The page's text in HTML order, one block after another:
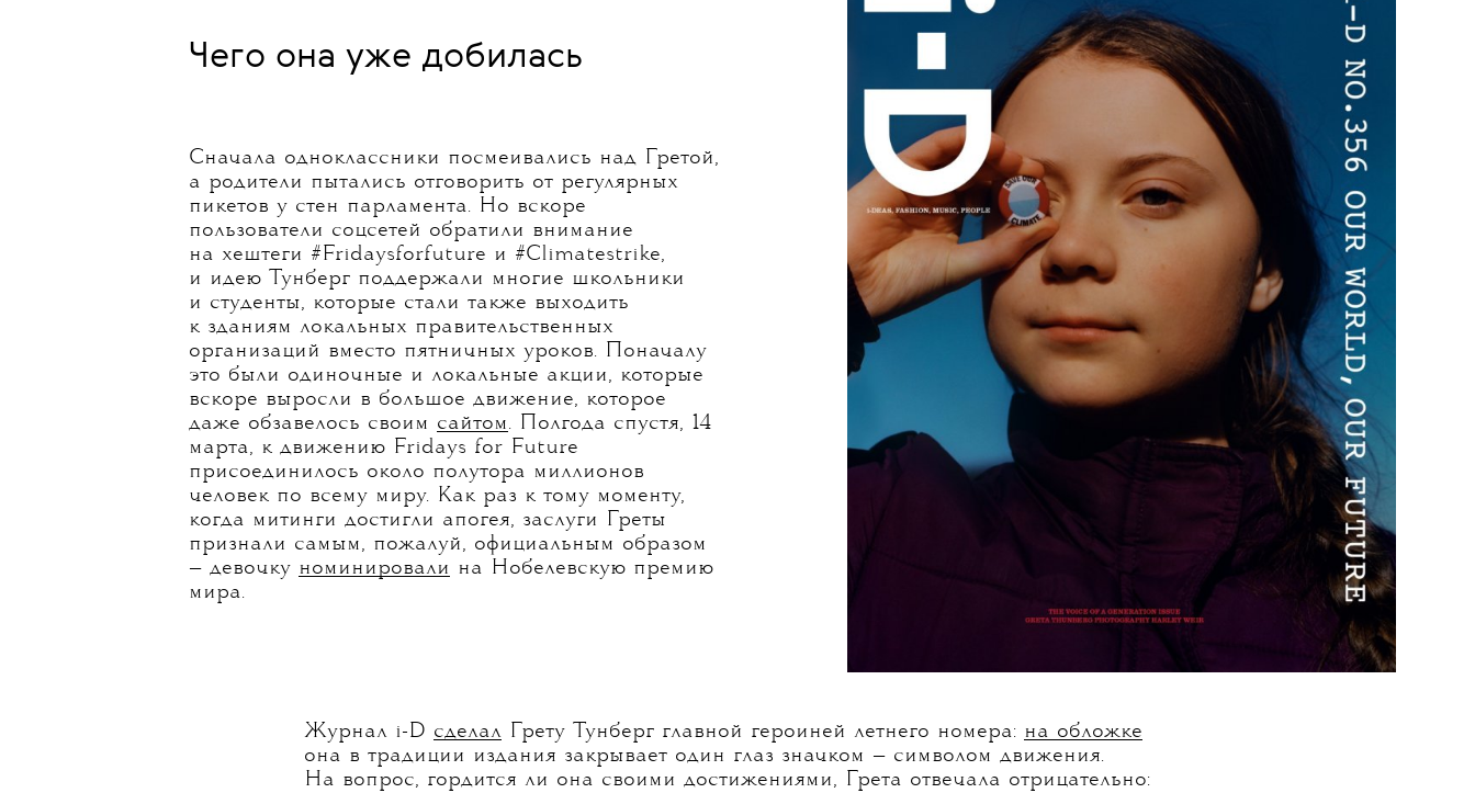
Чего она уже добилась
Сначала одноклассники посмеивались над Гретой,
а родители пытались отговорить от регулярных
пикетов у стен парламента. Но вскоре
пользователи соцсетей обратили внимание
на хештеги #Fridaysforfuture и #Climatestrike,
и идею Тунберг поддержали многие школьники
и студенты, которые стали также выходить
к зданиям локальных правительственных
организаций вместо пятничных уроков. Поначалу
это были одиночные и локальные акции, которые
вскоре выросли в большое движение, которое
даже обзавелось своим сайтом. Полгода спустя, 14
марта, к движению Fridays for Future
присоединилось около полутора миллионов
человек по всему миру. Как раз к тому моменту,
когда митинги достигли апогея, заслуги Греты
признали самым, пожалуй, официальным образом
— девочку номинировали на Нобелевскую премию
мира.
Журнал i-D сделал Грету Тунберг главной героиней летнего номера: на обложке
она в традиции издания закрывает один глаз значком — символом движения.
На вопрос, гордится ли она своими достижениями, Грета отвечала отрицательно: